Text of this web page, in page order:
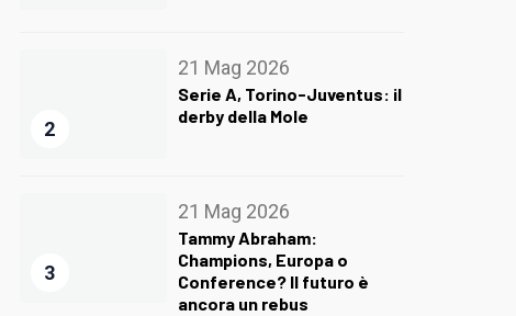
2
21 Mag 2026
Serie A, Torino-Juventus: il
derby della Mole
3
21 Mag 2026
Tammy Abraham:
Champions, Europa o
Conference? Il futuro è
ancora un rebus